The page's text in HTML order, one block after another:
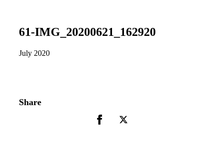
61-IMG_20200621_162920
July 2020
Share